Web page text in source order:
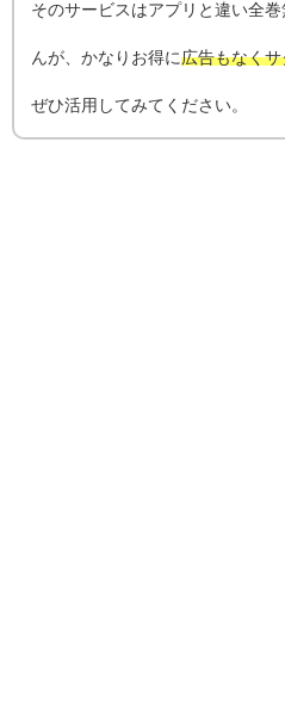
そのサービスはアプリと違い全
んが、かなりお得に広告もなく
ぜひ活用してみてください。